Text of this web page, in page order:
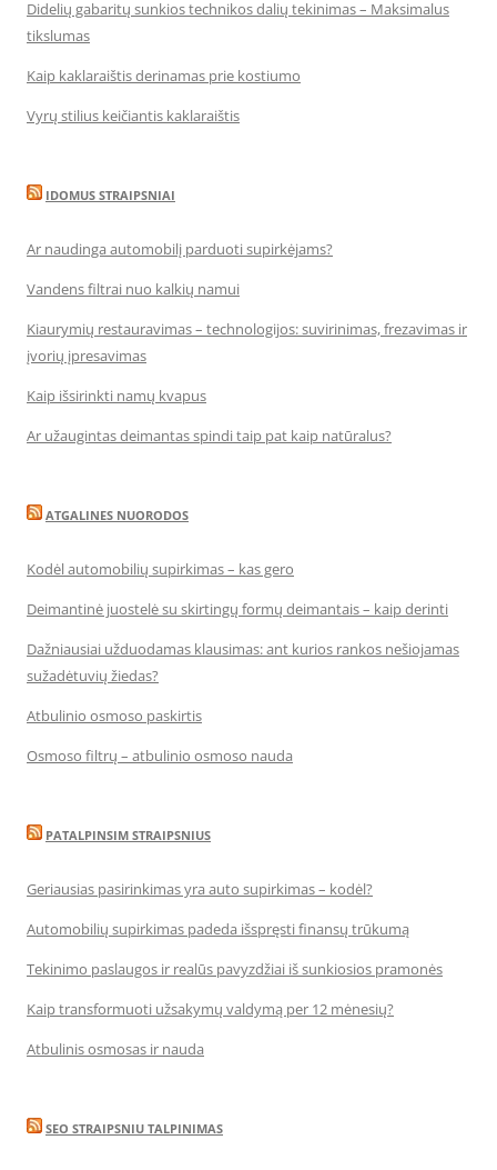
Didelių gabaritų sunkios technikos dalių tekinimas – Maksimalus
tikslumas
Kaip kaklaraištis derinamas prie kostiumo
Vyrų stilius keičiantis kaklaraištis
IDOMUS STRAIPSNIAI
Ar naudinga automobilį parduoti supirkėjams?
Vandens filtrai nuo kalkių namui
Kiaurymių restauravimas – technologijos: suvirinimas, frezavimas ir
įvorių įpresavimas
Kaip išsirinkti namų kvapus
Ar užaugintas deimantas spindi taip pat kaip natūralus?
ATGALINES NUORODOS
Kodėl automobilių supirkimas – kas gero
Deimantinė juostelė su skirtingų formų deimantais – kaip derinti
Dažniausiai užduodamas klausimas: ant kurios rankos nešiojamas
sužadėtuvių žiedas?
Atbulinio osmoso paskirtis
Osmoso filtrų – atbulinio osmoso nauda
PATALPINSIM STRAIPSNIUS
Geriausias pasirinkimas yra auto supirkimas – kodėl?
Automobilių supirkimas padeda išspręsti finansų trūkumą
Tekinimo paslaugos ir realūs pavyzdžiai iš sunkiosios pramonės
Kaip transformuoti užsakymų valdymą per 12 mėnesių?
Atbulinis osmosas ir nauda
SEO STRAIPSNIU TALPINIMAS